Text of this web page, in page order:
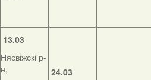
13.03
Нясвіжскі р-
н,
24.03